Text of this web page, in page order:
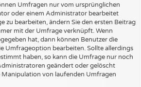
Umfragen nur vom ursprünglichen
oder einem Administrator bearbeitet
zu bearbeiten, ändern Sie den ersten Beitrag
mit der Umfrage verknüpft. Wenn
hat, dann können Benutzer die
Umfrageoption bearbeiten. Sollte allerdings
haben, so kann die Umfrage nur noch
geändert oder gelöscht
Manipulation von laufenden Umfragen